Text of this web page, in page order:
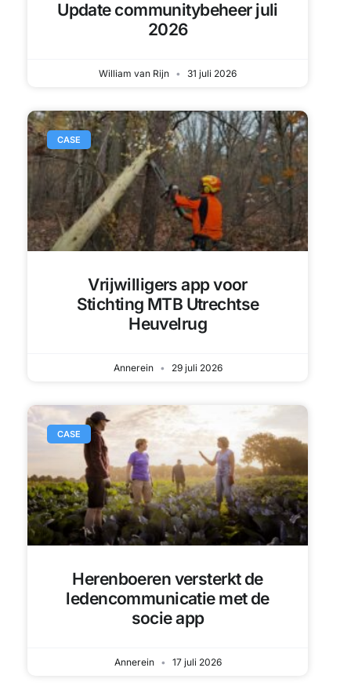
CASE
Vrijwilligers app voor
Stichting MTB Utrechtse
Heuvelrug
Annerein 29 juli 2026
Herenboeren versterkt de
ledencommunicatie met de
socie app
Annerein 17 juli 2026